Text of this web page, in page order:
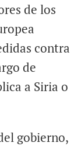
de los
contra
de
a Siria o
gobierno,